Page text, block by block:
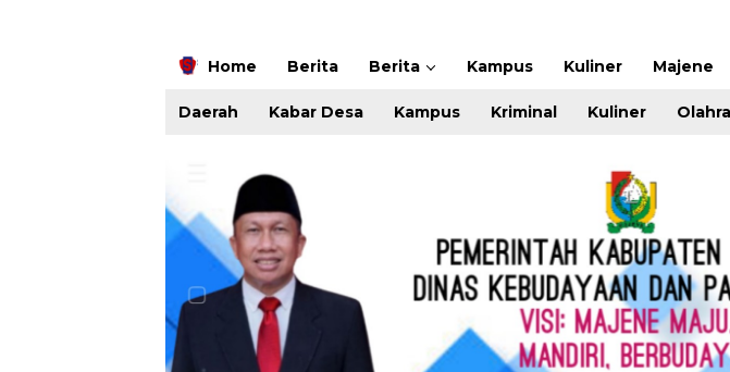
Home Berita Berita Kampus Kuliner Majene
Daerah Kabar Desa Kampus Kriminal Kuliner